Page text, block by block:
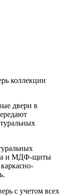
коллекции
двери в
и МДФ-щиты
с учетом всех